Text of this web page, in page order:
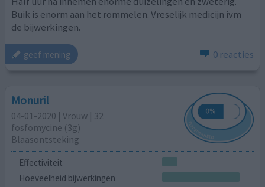
Buik is enorm aan het rommelen. Vreselijk medicijn ivm
de bijwerkingen.
geef mening 0 reacties
Monuril
04-01-2020 | Vrouw | 32
fosfomycine (3g)
Blaasontsteking
Effectiviteit
Hoeveelheid bijwerkingen